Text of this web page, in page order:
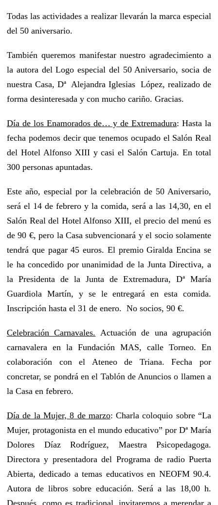
Todas las actividades a realizar llevarán la marca especial
del 50 aniversario.
También queremos manifestar nuestro agradecimiento a
la autora del Logo especial del 50 Aniversario, socia de
nuestra Casa, Dª Alejandra Iglesias López, realizado de
forma desinteresada y con mucho cariño. Gracias.
Día de los Enamorados de… y de Extremadura: Hasta la
fecha podemos decir que tenemos ocupado el Salón Real
del Hotel Alfonso XIII y casi el Salón Cartuja. En total
300 personas apuntadas.
Este año, especial por la celebración de 50 Aniversario,
será el 14 de febrero y la comida, será a las 14,30, en el
Salón Real del Hotel Alfonso XIII, el precio del menú es
de 90 €, pero la Casa subvencionará y el socio solamente
tendrá que pagar 45 euros. El premio Giralda Encina se
le ha concedido por unanimidad de la Junta Directiva, a
la Presidenta de la Junta de Extremadura, Dª María
Guardiola Martín, y se le entregará en esta comida.
Inscripción hasta el 31 de enero. No socios, 90 €.
Celebración Carnavales. Actuación de una agrupación
carnavalera en la Fundación MAS, calle Torneo. En
colaboración con el Ateneo de Triana. Fecha por
concretar, se pondrá en el Tablón de Anuncios o llamen a
la Casa en febrero.
Día de la Mujer, 8 de marzo: Charla coloquio sobre “La
Mujer, protagonista en el mundo educativo” por Dª María
Dolores Díaz Rodríguez, Maestra Psicopedagoga.
Directora y presentadora del Programa de radio Puerta
Abierta, dedicado a temas educativos en NEOFM 90.4.
Autora de libros sobre educación. Será a las 18,00 h.
Después, como es tradicional, invitaremos a merendar a